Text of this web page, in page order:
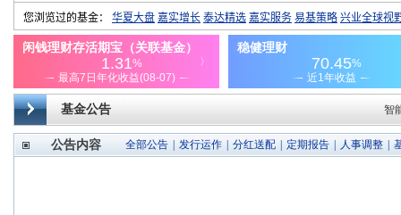
基金公告 智
公告内容 全部公告 发行运作 分红送配 定期报告 人事调整